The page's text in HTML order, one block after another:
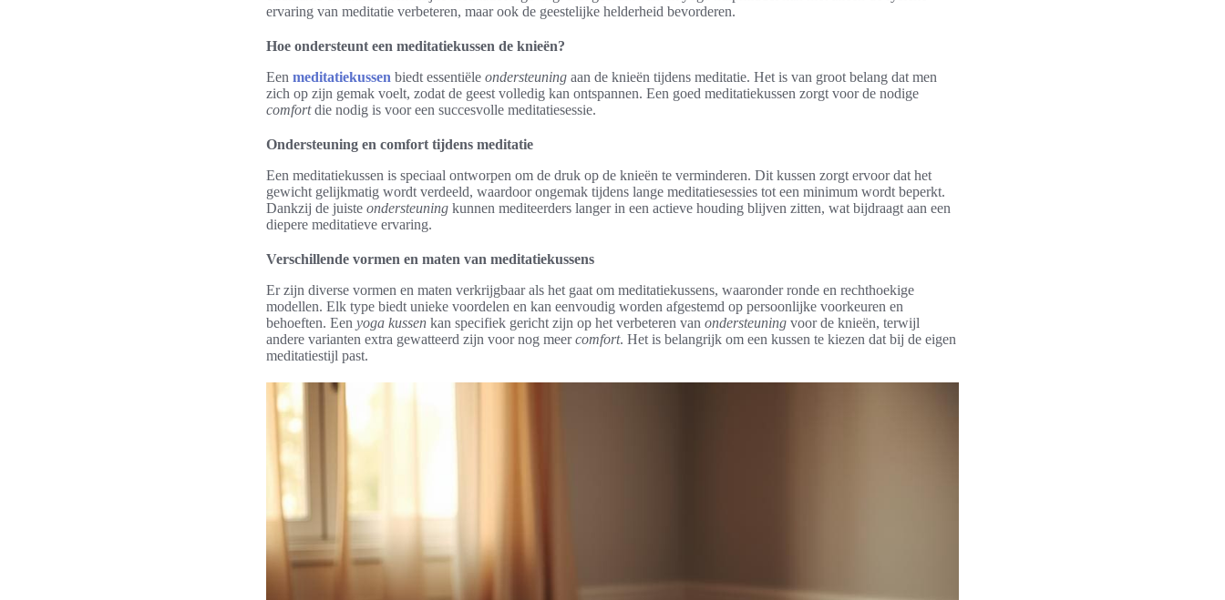
ervaring van meditatie verbeteren, maar ook de geestelijke helderheid bevorderen.
Hoe ondersteunt een meditatiekussen de knieën?
Een meditatiekussen biedt essentiële ondersteuning aan de knieën tijdens meditatie. Het is van groot belang dat men
zich op zijn gemak voelt, zodat de geest volledig kan ontspannen. Een goed meditatiekussen zorgt voor de nodige
comfortdie nodig is voor een succesvolle meditatiesessie.
Ondersteuning en comfort tijdens meditatie
Een meditatiekussen is speciaal ontworpen om de druk op de knieën te verminderen. Dit kussen zorgt ervoor dat het
gewicht gelijkmatig wordt verdeeld, waardoor ongemak tijdens lange meditatiesessies tot een minimum wordt beperkt.
Dankzij de juiste ondersteuning kunnen mediteerders langer in een actieve houding blijven zitten, wat bijdraagt aan een
diepere meditatieve ervaring.
Verschillende vormen en maten van meditatiekussens
Er zijn diverse vormen en maten verkrijgbaar als het gaat om meditatiekussens, waaronder ronde en rechthoekige
modellen. Elk type biedt unieke voordelen en kan eenvoudig worden afgestemd op persoonlijke voorkeuren en
behoeften. Een yoga kussen kan specifiek gericht zijn op het verbeteren van ondersteuning voor de knieën, terwijl
andere varianten extra gewatteerd zijn voor nog meercomfort. Het is belangrijk om een kussen te kiezen dat bij de eigen
meditatiestijl past.